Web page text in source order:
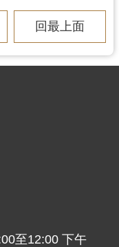
回最上面
至12:00 下午